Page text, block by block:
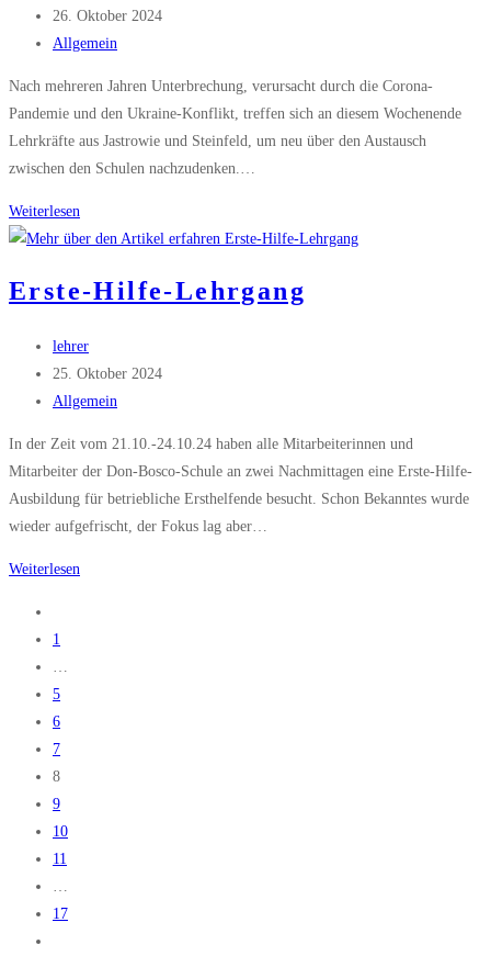
Autor:
Beitrag
veröffentlicht:
26. Oktober 2024
Beitrags-
Allgemein
Nach mehreren Jahren Unterbrechung, verursacht durch die Corona-
Pandemie und den Ukraine-Konflikt, treffen sich an diesem Wochenende
Lehrkräfte aus Jastrowie und Steinfeld, um neu über den Austausch
zwischen den Schulen nachzudenken.…
Weiterlesen
aus
Partnerstadt
Erste-Hilfe-Lehrgang
Beitrags-
Autor:
lehrer
Beitrag
veröffentlicht:
25. Oktober 2024
Beitrags-
Allgemein
In der Zeit vom 21.10.-24.10.24 haben alle Mitarbeiterinnen und
Mitarbeiter der Don-Bosco-Schule an zwei Nachmittagen eine Erste-Hilfe-
Ausbildung für betriebliche Ersthelfende besucht. Schon Bekanntes wurde
wieder aufgefrischt, der Fokus lag aber…
Weiterlesen
vorherigen
1
5
6
7
8
9
10
11
17